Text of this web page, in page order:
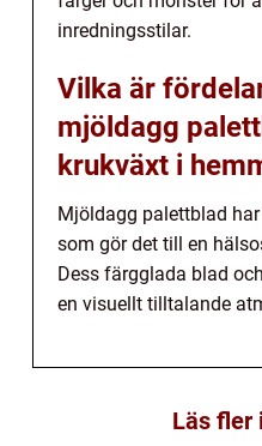
inredningsstilar.
Vilka är
mjöldagg
krukväxt i
Mjöldagg palettblad
som gör det till en
Dess färgglada blad
en visuellt tilltalande
Läs fler